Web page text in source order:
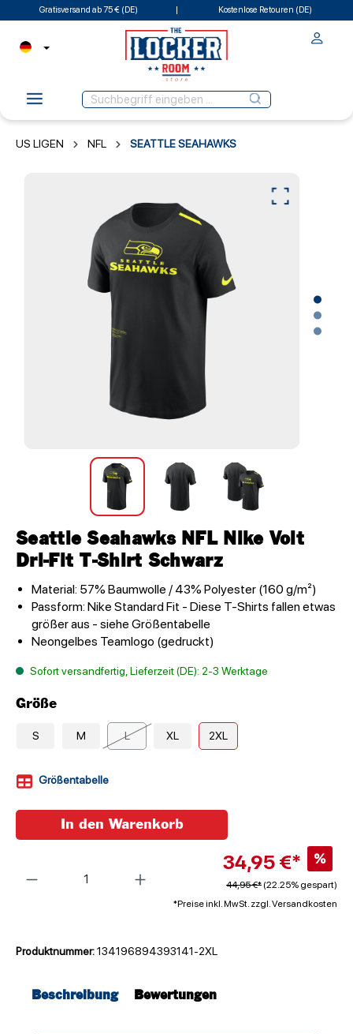
Gratisversand ab 75 € (DE) Kostenlose Retouren (DE)
US LIGEN NFL SEATTLE SEAHAWKS
Seattle Seahawks NFL Nike Volt
Dri-Fit T-Shirt Schwarz
Material: 57% Baumwolle / 43% Polyester (160 g/m²)
Passform: Nike Standard Fit - Diese T-Shirts fallen etwas
größer aus - siehe Größentabelle
Neongelbes Teamlogo (gedruckt)
Sofort versandfertig, Lieferzeit (DE): 2-3 Werktage
Größe
S M L XL 2XL
Größentabelle
34,95 €* %
44,95 €* (22.25% gespart)
*Preise inkl. MwSt. zzgl. Versandkosten
In den Warenkorb
Produktnummer:134196894393141-2XL
Beschreibung Bewertungen